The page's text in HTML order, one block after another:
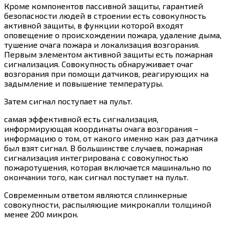
Кроме компонентов пассивной защиты, гарантией
безопасности людей в строении есть совокупность
активной защиты, в функции которой входят
оповещение о происхождении пожара, удаление дыма,
тушение очага пожара и локализация возгорания.
Первым элементом активной защиты есть пожарная
сигнализация. Совокупность обнаруживает очаг
возгорания при помощи датчиков, реагирующих на
задымление и повышение температуры.
Затем сигнал поступает на пульт.
самая эффективной есть сигнализация,
информирующая координаты очага возгорания –
информацию о том, от какого именно как раз датчика
был взят сигнал. В большинстве случаев, пожарная
сигнализация интегрирована с совокупностью
пожаротушения, которая включается машинально по
окончании того, как сигнал поступает на пульт.
Современным ответом являются сплинкерные
совокупности, распыляющие микрокапли толщиной
менее 200 микрон.